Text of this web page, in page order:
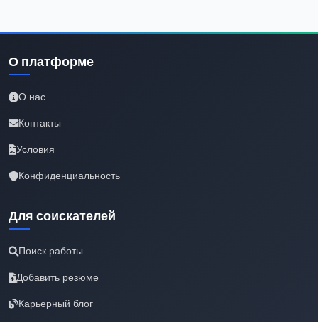
О платформе
О нас
Контакты
Условия
Конфиденциальность
Для соискателей
Поиск работы
Добавить резюме
Карьерный блог